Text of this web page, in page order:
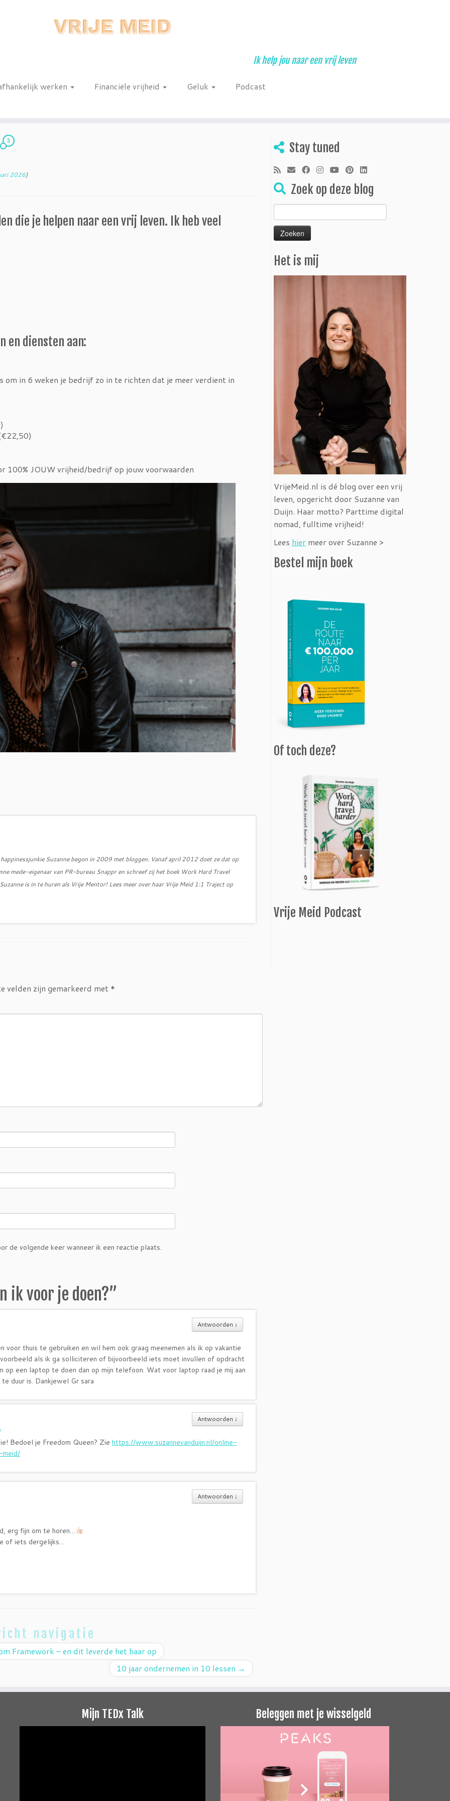
Ik help jou naar een vrij leven
werken Financiële vrijheid Geluk
Podcast
3
2026)
die je helpen naar een vrij leven. Ik heb veel
en diensten aan:
om in 6 weken je bedrijf zo in te richten dat je meer verdient in
100% JOUW vrijheid/bedrijf op jouw voorwaarden
Suzanne begon in 2009 met bloggen. Vanaf april 2012 doet ze dat op
mede-eigenaar van PR-bureau Snappr en schreef zij het boek Work Hard Travel
is in te huren als Vrije Mentor! Lees meer over haar Vrije Meid 1:1 Traject op
velden zijn gemarkeerd met *
de volgende keer wanneer ik een reactie plaats.
ik voor je doen?”
Antwoorden ↓
voor thuis te gebruiken en wil hem ook graag meenemen als ik op vakantie
als ik ga solliciteren of bijvoorbeeld iets moet invullen of opdracht
op een laptop te doen dan op mijn telefoon. Wat voor laptop raad je mij aan
duur is. Dankjewel Gr sara
Antwoorden ↓
Bedoel je Freedom Queen? Zie https://www.suzannevanduijn.nl/online-
meid/
Antwoorden ↓
erg fijn om te horen…
of iets dergelijks…
navigatie
Framework – en dit leverde het haar op
10 jaar ondernemen in 10 lessen →
Stay tuned
Zoek op deze blog
Zoeken
naar:
Het is mij
VrijeMeid.nl is dé blog over een vrij
leven, opgericht door Suzanne van
Duijn. Haar motto? Parttime digital
nomad, fulltime vrijheid!
Lees hier meer over Suzanne >
Bestel mijn boek
Of toch deze?
Vrije Meid Podcast
Mijn TEDx Talk Beleggen met je wisselgeld